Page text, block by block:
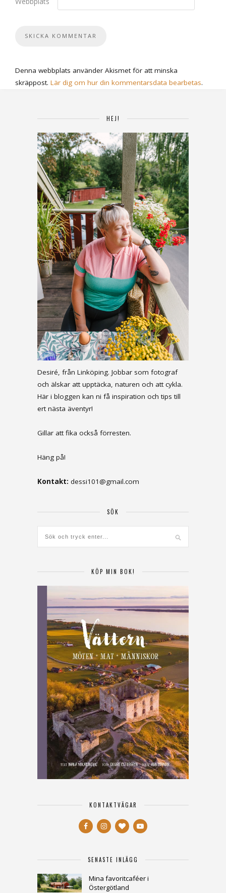
Denna webbplats använder Akismet för att minska
skräppost. Lär dig om hur din kommentarsdata bearbetas.
HEJ!
Desiré, från Linköping. Jobbar som fotograf
och älskar att upptäcka, naturen och att cykla.
Här i bloggen kan ni få inspiration och tips till
ert nästa äventyr!
Gillar att fika också förresten.
Häng på!
Kontakt: dessi101@gmail.com
SÖK
KÖP MIN BOK!
KONTAKTVÄGAR
SENASTE INLÄGG
Mina favoritcaféer i
Östergötland